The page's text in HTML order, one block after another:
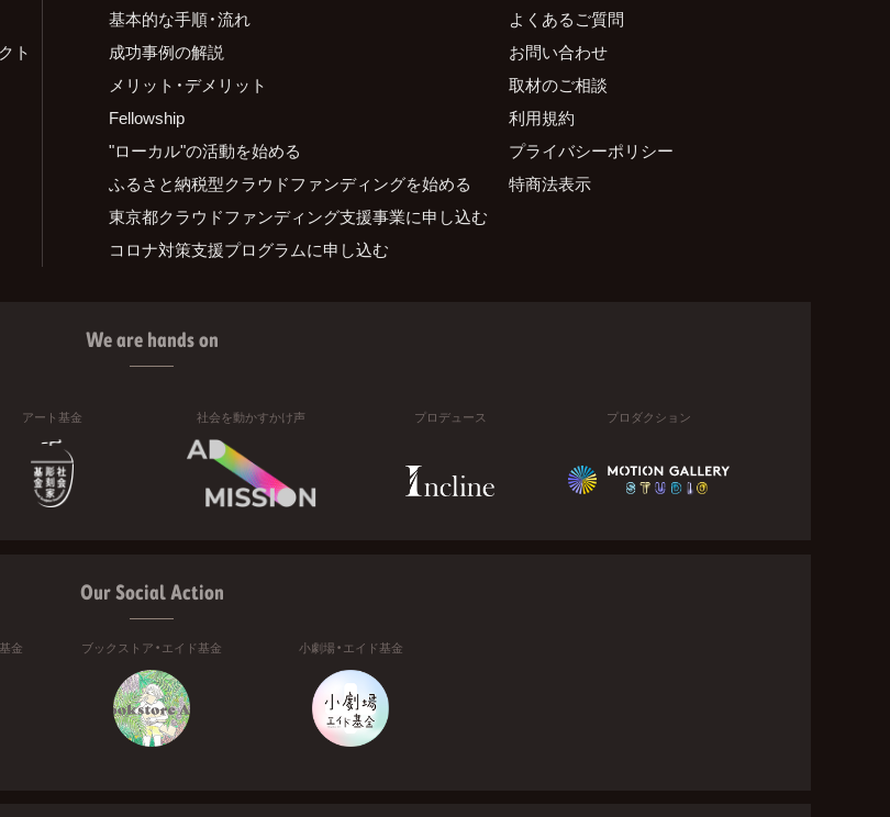
ト
基本的な手順・流れ
成功事例の解説
メリット・デメリット
Fellowship
"ローカル"の活動を始める
ふるさと納税型クラウドファンディングを始める
東京都クラウドファンディング支援事業に申し込む
コロナ対策支援プログラムに申し込む
よくあるご質問
お問い合わせ
取材のご相談
利用規約
プライバシーポリシー
特商法表示
We are hands on
アート基金 社会を動かすかけ声 プロデュース プロダクション
Our Social Action
金 ブックストア・エイド基金 小劇場・エイド基金